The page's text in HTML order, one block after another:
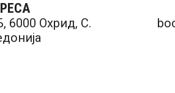
6000 Охрид, С.